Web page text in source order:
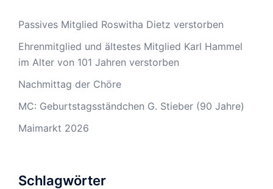
Passives Mitglied Roswitha Dietz verstorben
Ehrenmitglied und ältestes Mitglied Karl Hammel
im Alter von 101 Jahren verstorben
Nachmittag der Chöre
MC: Geburtstagsständchen G. Stieber (90 Jahre)
Maimarkt 2026
Schlagwörter